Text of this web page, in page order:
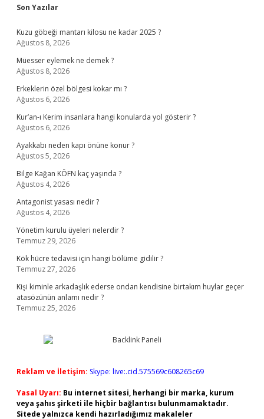
Sidebar
Son Yazılar
Kuzu göbeği mantarı kilosu ne kadar 2025 ?
Ağustos 8, 2026
Müesser eylemek ne demek ?
Ağustos 8, 2026
Erkeklerin özel bölgesi kokar mı ?
Ağustos 6, 2026
Kur’an-ı Kerim insanlara hangi konularda yol gösterir ?
Ağustos 6, 2026
Ayakkabı neden kapı önüne konur ?
Ağustos 5, 2026
Bilge Kağan KÖFN kaç yaşında ?
Ağustos 4, 2026
Antagonist yasası nedir ?
Ağustos 4, 2026
Yönetim kurulu üyeleri nelerdir ?
Temmuz 29, 2026
Kök hücre tedavisi için hangi bölüme gidilir ?
Temmuz 27, 2026
Kişi kiminle arkadaşlık ederse ondan kendisine birtakım huylar geçer
atasözünün anlamı nedir ?
Temmuz 25, 2026
Reklam ve İletişim: Skype: live:.cid.575569c608265c69
Yasal Uyarı: Bu internet sitesi, herhangi bir marka, kurum
veya şahıs şirketi ile hiçbir bağlantısı bulunmamaktadır.
Sitede yalnızca kendi hazırladığımız makaleler